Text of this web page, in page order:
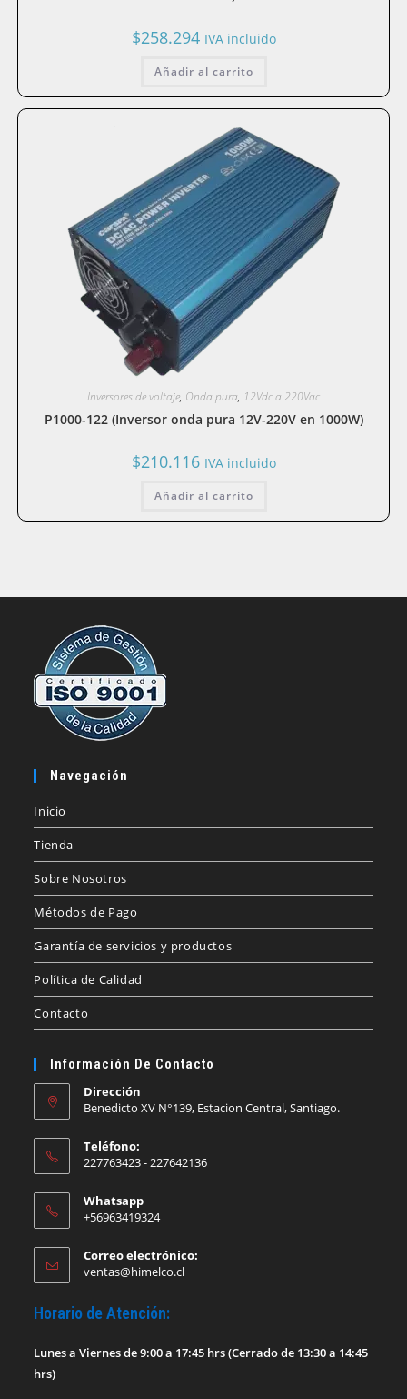
$258.294 IVA incluido
Añadir al carrito
Inversores de voltaje, Onda pura, 12Vdc a 220Vac
P1000-122 (Inversor onda pura 12V-220V en 1000W)
$210.116 IVA incluido
Añadir al carrito
Navegación
Inicio
Tienda
Sobre Nosotros
Métodos de Pago
Garantía de servicios y productos
Política de Calidad
Contacto
Información De Contacto
Dirección
Benedicto XV N°139, Estacion Central, Santiago.
Teléfono:
227763423 - 227642136
Whatsapp
+56963419324
Correo electrónico:
ventas@himelco.cl
Horario de Atención:
Lunes a Viernes de 9:00 a 17:45 hrs (Cerrado de 13:30 a 14:45
hrs)